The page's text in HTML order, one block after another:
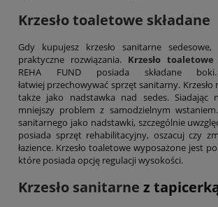
Krzesło toaletowe składane
Gdy kupujesz krzesło sanitarne
praktyczne rozwiązania. Krzesło toaletowe
REHA FUND posiada składane
łatwiej przechowywać sprzęt sanitarny.
także jako nadstawka nad sedes. Siadając
mniejszy problem z samodzielnym wstaniem.
sanitarnego jako nadstawki, szczególnie
posiada sprzęt rehabilitacyjny, oszacuj czy
łazience. Krzesło toaletowe wyposażone jest
które posiada opcję regulacji wysokości.
Krzesło sanitarne z